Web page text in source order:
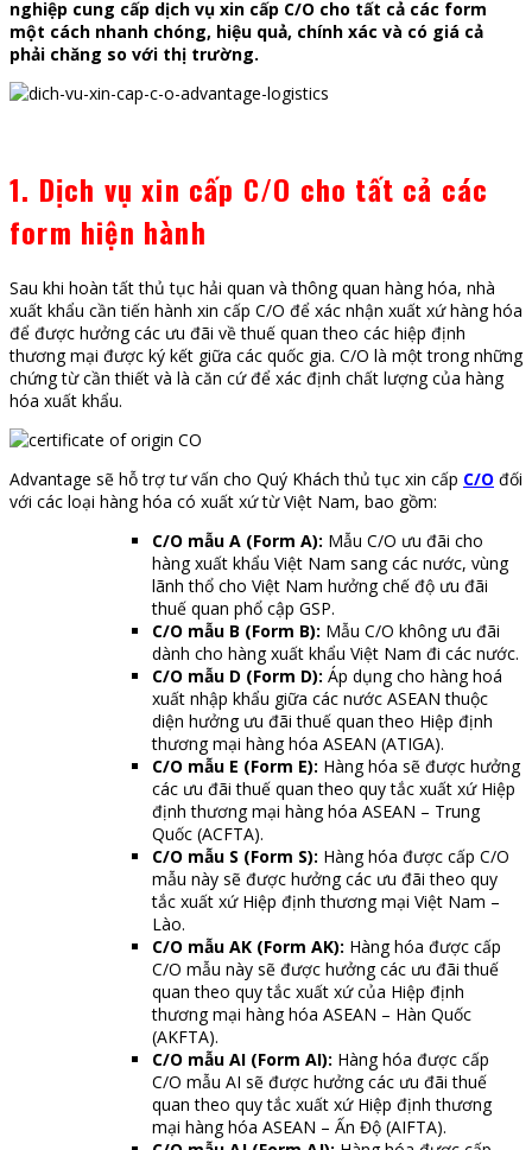
nghiệp cung cấp dịch vụ xin cấp C/O cho tất cả các form
một cách nhanh chóng, hiệu quả, chính xác và có giá cả
phải chăng so với thị trường.
1. Dịch vụ xin cấp C/O cho tất cả các
form hiện hành
Sau khi hoàn tất thủ tục hải quan và thông quan hàng hóa, nhà
xuất khẩu cần tiến hành xin cấp C/O để xác nhận xuất xứ hàng hóa
để được hưởng các ưu đãi về thuế quan theo các hiệp định
thương mại được ký kết giữa các quốc gia. C/O là một trong những
chứng từ cần thiết và là căn cứ để xác định chất lượng của hàng
hóa xuất khẩu.
Advantage sẽ hỗ trợ tư vấn cho Quý Khách thủ tục xin cấp C/O đối
với các loại hàng hóa có xuất xứ từ Việt Nam, bao gồm:
C/O mẫu A (Form A): Mẫu C/O ưu đãi cho
hàng xuất khẩu Việt Nam sang các nước, vùng
lãnh thổ cho Việt Nam hưởng chế độ ưu đãi
thuế quan phổ cập GSP.
C/O mẫu B (Form B): Mẫu C/O không ưu đãi
dành cho hàng xuất khẩu Việt Nam đi các nước.
C/O mẫu D (Form D): Áp dụng cho hàng hoá
xuất nhập khẩu giữa các nước ASEAN thuộc
diện hưởng ưu đãi thuế quan theo Hiệp định
thương mại hàng hóa ASEAN (ATIGA).
C/O mẫu E (Form E): Hàng hóa sẽ được hưởng
các ưu đãi thuế quan theo quy tắc xuất xứ Hiệp
định thương mại hàng hóa ASEAN – Trung
Quốc (ACFTA).
C/O mẫu S (Form S): Hàng hóa được cấp C/O
mẫu này sẽ được hưởng các ưu đãi theo quy
tắc xuất xứ Hiệp định thương mại Việt Nam –
Lào.
C/O mẫu AK (Form AK): Hàng hóa được cấp
C/O mẫu này sẽ được hưởng các ưu đãi thuế
quan theo quy tắc xuất xứ của Hiệp định
thương mại hàng hóa ASEAN – Hàn Quốc
(AKFTA).
C/O mẫu AI (Form AI): Hàng hóa được cấp
C/O mẫu AI sẽ được hưởng các ưu đãi thuế
quan theo quy tắc xuất xứ Hiệp định thương
mại hàng hóa ASEAN – Ấn Độ (AIFTA).